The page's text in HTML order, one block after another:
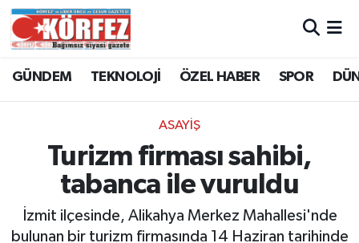
GÜNDEM TEKNOLOJİ ÖZEL HABER SPOR
ASAYİŞ
Turizm firması sahibi,
tabanca ile vuruldu
İzmit ilçesinde, Alikahya Merkez Mahallesi'nde
bulunan bir turizm firmasında 14 Haziran tarihinde
Trafik Durumu
Süper Lig Puan Durumu ve Fikstür
Tüm Manşetler
Son Dakika Haberleri